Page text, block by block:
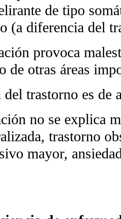
de tipo
(a diferencia del
provoca
de otras áreas
trastorno es de
no se explica
trastorno
mayor,